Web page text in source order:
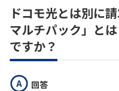
サービス名から探
よくあるご質問
ドコモ光とは別に
マルチパック」と
ですか？
回答